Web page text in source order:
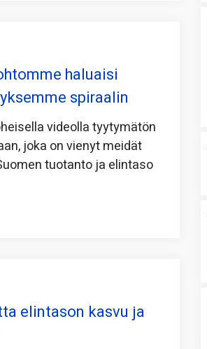
haluaisi
spiraalin
videolla tyytymätön
joka on vienyt meidät
tuotanto ja elintaso
elintason kasvu ja